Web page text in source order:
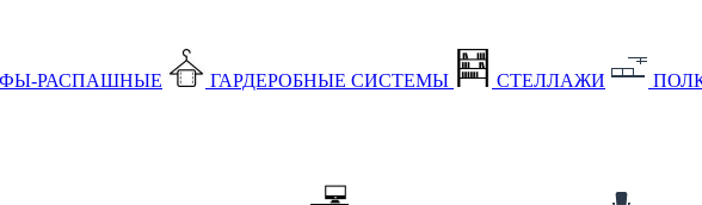
РАСПАШНЫЕ ГАРДЕРОБНЫЕ СИСТЕМЫ СТЕЛЛАЖИ